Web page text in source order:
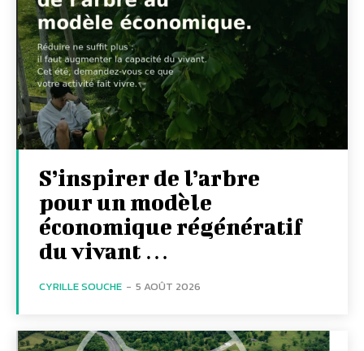
S’inspirer de l’arbre
pour un modèle
économique régénératif
du vivant …
CYRILLE SOUCHE - 5 AOÛT 2026